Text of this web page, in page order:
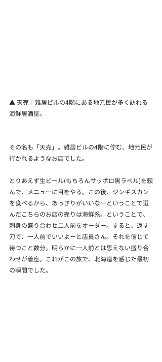
▲ 天売：雑居ビルの4階にある地元民が多く訪れる
海鮮居酒屋。
その名も「天売」。雑居ビルの4階に佇む、地元民が
行かれるようなお店でした。
とりあえず生ビール(もちろんサッポロ黒ラベル)を頼
んで、メニューに目をやる。この後、ジンギスカン
を食べるから、あっさりがいいなーということで選
んだこちらのお店の売りは海鮮系。ということで、
刺身の盛り合わせ二人前をオーダー。すると、返す
刀で、一人前でいいよーと店員さん。それを信じて
待つこと数分。明らかに一人前とは思えない盛り合
わせが着座。これがこの旅で、北海道を感じた最初
の瞬間でした。